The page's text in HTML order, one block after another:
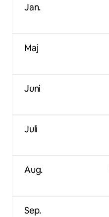
Jan.
Maj
Juni
Juli
Aug.
Sep.